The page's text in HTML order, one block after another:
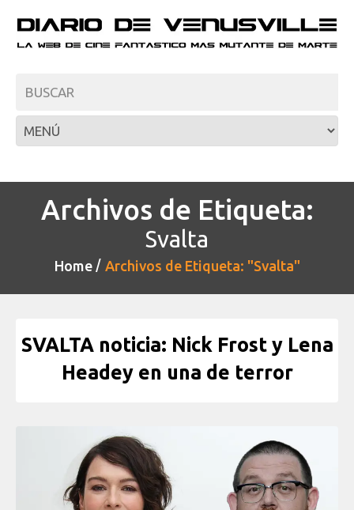
Archivos de Etiqueta:
Svalta
Home Archivos de Etiqueta: "Svalta"
SVALTA noticia: Nick Frost y Lena
Headey en una de terror